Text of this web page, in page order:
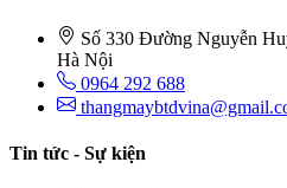
Số 330 Đường Nguyễn
Hà Nội
0964 292 688
Tin tức - Sự kiện